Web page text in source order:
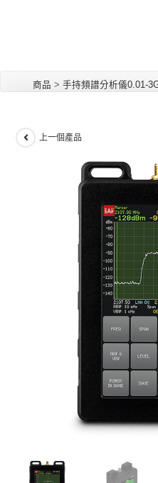
商品 > 手持頻譜分析儀0.01-
上一個產品